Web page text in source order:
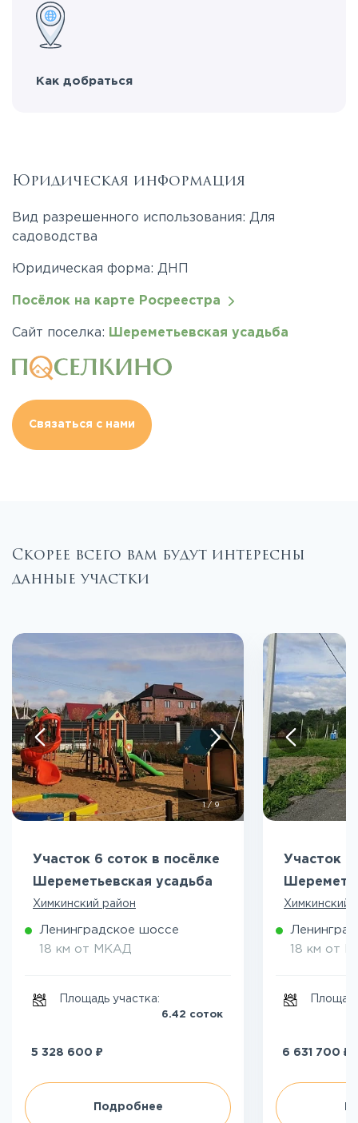
Как добраться
Юридическая информация
Вид разрешенного использования: Для
садоводства
Юридическая форма: ДНП
Посёлок на карте Росреестра
Сайт поселка: Шереметьевская усадьба
Связаться с нами
Скорее всего вам будут интересны
данные участки
1/ 9
Участок 6 соток в посёлке
Шереметьевская усадьба
Химкинский район
Ленинградское шоссе
18 км от МКАД
Площадь участка:
6.42 соток
5 328 600 ₽
Подробнее
Участок 8
Химкинский
18 км от
6 631 700 ₽